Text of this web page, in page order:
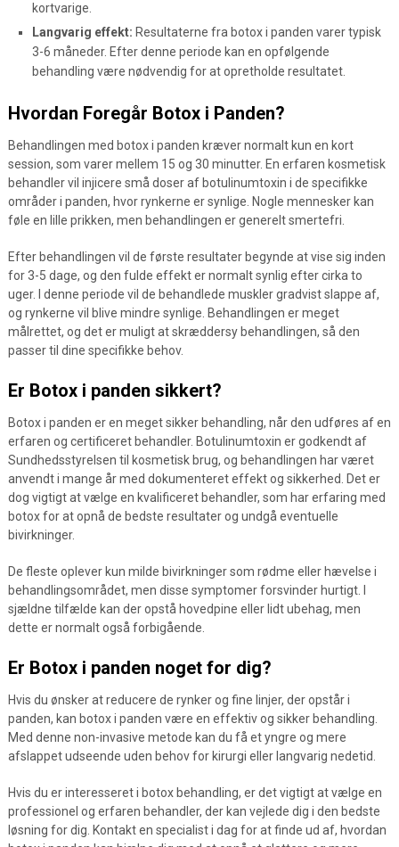
kortvarige.
Langvarig effekt: Resultaterne fra botox i panden varer typisk
3-6 måneder. Efter denne periode kan en opfølgende
behandling være nødvendig for at opretholde resultatet.
Hvordan Foregår Botox i Panden?
Behandlingen med botox i panden kræver normalt kun en kort
session, som varer mellem 15 og 30 minutter. En erfaren kosmetisk
behandler vil injicere små doser af botulinumtoxin i de specifikke
områder i panden, hvor rynkerne er synlige. Nogle mennesker kan
føle en lille prikken, men behandlingen er generelt smertefri.
Efter behandlingen vil de første resultater begynde at vise sig inden
for 3-5 dage, og den fulde effekt er normalt synlig efter cirka to
uger. I denne periode vil de behandlede muskler gradvist slappe af,
og rynkerne vil blive mindre synlige. Behandlingen er meget
målrettet, og det er muligt at skræddersy behandlingen, så den
passer til dine specifikke behov.
Er Botox i panden sikkert?
Botox i panden er en meget sikker behandling, når den udføres af en
erfaren og certificeret behandler. Botulinumtoxin er godkendt af
Sundhedsstyrelsen til kosmetisk brug, og behandlingen har været
anvendt i mange år med dokumenteret effekt og sikkerhed. Det er
dog vigtigt at vælge en kvalificeret behandler, som har erfaring med
botox for at opnå de bedste resultater og undgå eventuelle
bivirkninger.
De fleste oplever kun milde bivirkninger som rødme eller hævelse i
behandlingsområdet, men disse symptomer forsvinder hurtigt. I
sjældne tilfælde kan der opstå hovedpine eller lidt ubehag, men
dette er normalt også forbigående.
Er Botox i panden noget for dig?
Hvis du ønsker at reducere de rynker og fine linjer, der opstår i
panden, kan botox i panden være en effektiv og sikker behandling.
Med denne non-invasive metode kan du få et yngre og mere
afslappet udseende uden behov for kirurgi eller langvarig nedetid.
Hvis du er interesseret i botox behandling, er det vigtigt at vælge en
professionel og erfaren behandler, der kan vejlede dig i den bedste
løsning for dig. Kontakt en specialist i dag for at finde ud af, hvordan